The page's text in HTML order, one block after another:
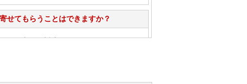
せてもらうことはできますか？
のお手入れ方法を教えてください。